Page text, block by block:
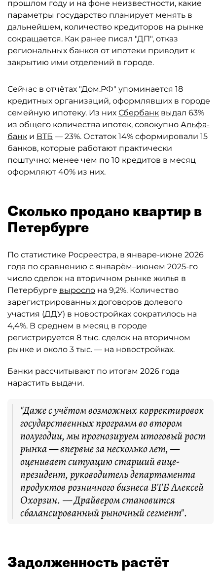
прошлом году и на фоне неизвестности, какие
параметры государство планирует менять в
дальнейшем, количество кредиторов на рынке
сокращается. Как ранее писал "ДП", отказ
региональных банков от ипотеки приводит к
закрытию ими отделений в городе.
Сейчас в отчётах "Дом.РФ" упоминается 18
кредитных организаций, оформлявших в городе
семейную ипотеку. Из них Сбербанк выдал 63%
из общего количества ипотек, совокупно Альфа-
банк и ВТБ — 23%. Остаток 14% сформировали 15
банков, которые работают практически
поштучно: менее чем по 10 кредитов в месяц
оформляют 40% из них.
Сколько продано квартир в
Петербурге
По статистике Росреестра, в январе-июне 2026
года по сравнению с январём–июнем 2025-го
число сделок на вторичном рынке жилья в
Петербурге выросло на 9,2%. Количество
зарегистрированных договоров долевого
участия (ДДУ) в новостройках сократилось на
4,4%. В среднем в месяц в городе
регистрируется 8 тыс. сделок на вторичном
рынке и около 3 тыс. — на новостройках.
Банки рассчитывают по итогам 2026 года
нарастить выдачи.
"Даже с учётом возможных корректировок
государственных программ во втором
полугодии, мы прогнозируем итоговый рост
рынка — впервые за несколько лет, —
оценивает ситуацию старший вице-
президент, руководитель департамента
продуктов розничного бизнеса ВТБ Алексей
Охорзин. — Драйвером становится
сбалансированный рыночный сегмент".
Задолженность растёт